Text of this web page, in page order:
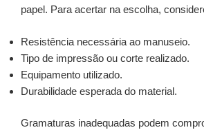
papel. Para acertar na escolha,
Resistência necessária ao manuseio.
Tipo de impressão ou corte realizado.
Equipamento utilizado.
Durabilidade esperada do material.
Gramaturas inadequadas podem